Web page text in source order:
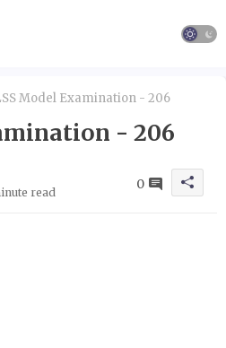
Model Examination - 206
- 206
read
0